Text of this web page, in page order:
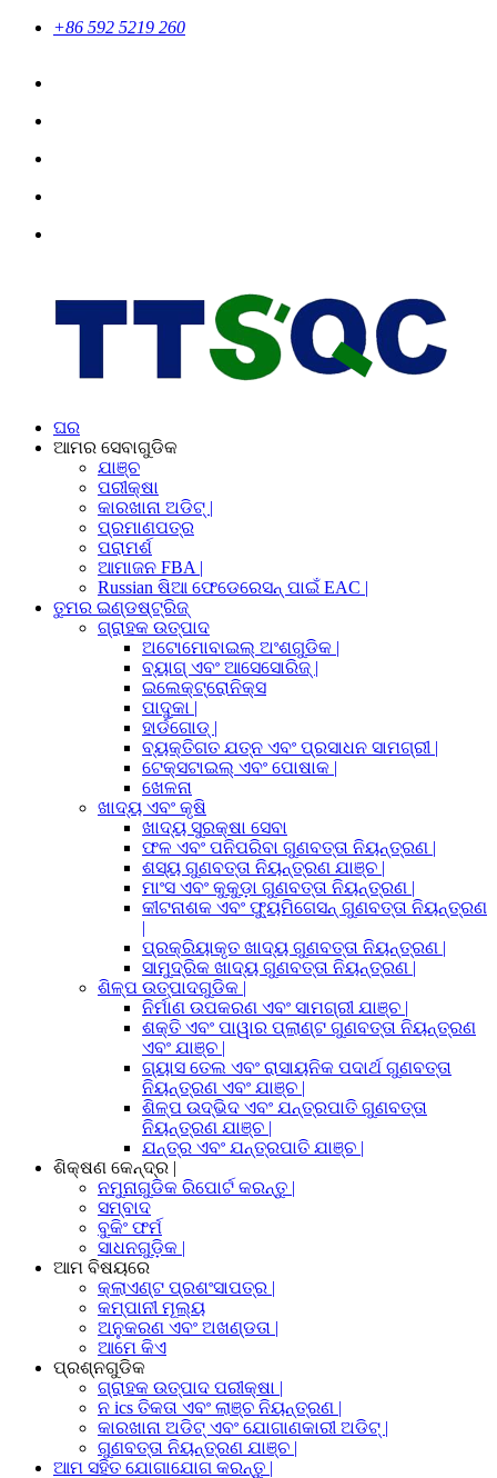
+86 592 5219 260
ଘର
ଆମର ସେବାଗୁଡିକ
ଯାଞ୍ଚ
ପରୀକ୍ଷା
କାରଖାନା ଅଡିଟ୍ |
ପ୍ରମାଣପତ୍ର
ପରାମର୍ଶ
ଆମାଜନ FBA |
Russian ଷିଆ ଫେଡେରେସନ୍ ପାଇଁ EAC |
ତୁମର ଇଣ୍ଡଷ୍ଟ୍ରିଜ୍
ଗ୍ରାହକ ଉତ୍ପାଦ
ଅଟୋମୋବାଇଲ୍ ଅଂଶଗୁଡିକ |
ବ୍ୟାଗ୍ ଏବଂ ଆସେସୋରିଜ୍ |
ଇଲେକ୍ଟ୍ରୋନିକ୍ସ
ପାଦୁକା |
ହାର୍ଡଗୋଡ୍ |
ବ୍ୟକ୍ତିଗତ ଯତ୍ନ ଏବଂ ପ୍ରସାଧନ ସାମଗ୍ରୀ |
ଟେକ୍ସଟାଇଲ୍ ଏବଂ ପୋଷାକ |
ଖେଳନା
ଖାଦ୍ୟ ଏବଂ କୃଷି
ଖାଦ୍ୟ ସୁରକ୍ଷା ସେବା
ଫଳ ଏବଂ ପନିପରିବା ଗୁଣବତ୍ତା ନିୟନ୍ତ୍ରଣ |
ଶସ୍ୟ ଗୁଣବତ୍ତା ନିୟନ୍ତ୍ରଣ ଯାଞ୍ଚ |
ମାଂସ ଏବଂ କୁକୁଡ଼ା ଗୁଣବତ୍ତା ନିୟନ୍ତ୍ରଣ |
କୀଟନାଶକ ଏବଂ ଫ୍ୟୁମିଗେସନ୍ ଗୁଣବତ୍ତା ନିୟନ୍ତ୍ରଣ
|
ପ୍ରକ୍ରିୟାକୃତ ଖାଦ୍ୟ ଗୁଣବତ୍ତା ନିୟନ୍ତ୍ରଣ |
ସାମୁଦ୍ରିକ ଖାଦ୍ୟ ଗୁଣବତ୍ତା ନିୟନ୍ତ୍ରଣ |
ଶିଳ୍ପ ଉତ୍ପାଦଗୁଡିକ |
ନିର୍ମାଣ ଉପକରଣ ଏବଂ ସାମଗ୍ରୀ ଯାଞ୍ଚ |
ଶକ୍ତି ଏବଂ ପାୱାର ପ୍ଲାଣ୍ଟ ଗୁଣବତ୍ତା ନିୟନ୍ତ୍ରଣ
ଏବଂ ଯାଞ୍ଚ |
ଗ୍ୟାସ ତେଲ ଏବଂ ରାସାୟନିକ ପଦାର୍ଥ ଗୁଣବତ୍ତା
ନିୟନ୍ତ୍ରଣ ଏବଂ ଯାଞ୍ଚ |
ଶିଳ୍ପ ଉଦ୍ଭିଦ ଏବଂ ଯନ୍ତ୍ରପାତି ଗୁଣବତ୍ତା
ନିୟନ୍ତ୍ରଣ ଯାଞ୍ଚ |
ଯନ୍ତ୍ର ଏବଂ ଯନ୍ତ୍ରପାତି ଯାଞ୍ଚ |
ଶିକ୍ଷଣ କେନ୍ଦ୍ର |
ନମୁନାଗୁଡିକ ରିପୋର୍ଟ କରନ୍ତୁ |
ସମ୍ବାଦ
ବୁକିଂ ଫର୍ମ
ସାଧନଗୁଡ଼ିକ |
ଆମ ବିଷୟରେ
କ୍ଲାଏଣ୍ଟ ପ୍ରଶଂସାପତ୍ର |
କମ୍ପାନୀ ମୂଲ୍ୟ
ଅନୁକରଣ ଏବଂ ଅଖଣ୍ଡତା |
ଆମେ କିଏ
ପ୍ରଶ୍ନଗୁଡିକ
ଗ୍ରାହକ ଉତ୍ପାଦ ପରୀକ୍ଷା |
ନ ics ତିକତା ଏବଂ ଲାଞ୍ଚ ନିୟନ୍ତ୍ରଣ |
କାରଖାନା ଅଡିଟ୍ ଏବଂ ଯୋଗାଣକାରୀ ଅଡିଟ୍ |
ଗୁଣବତ୍ତା ନିୟନ୍ତ୍ରଣ ଯାଞ୍ଚ |
ଆମ ସହିତ ଯୋଗାଯୋଗ କରନ୍ତୁ |